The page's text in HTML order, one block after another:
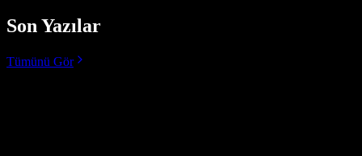
Son Yazılar
Tümünü Gör